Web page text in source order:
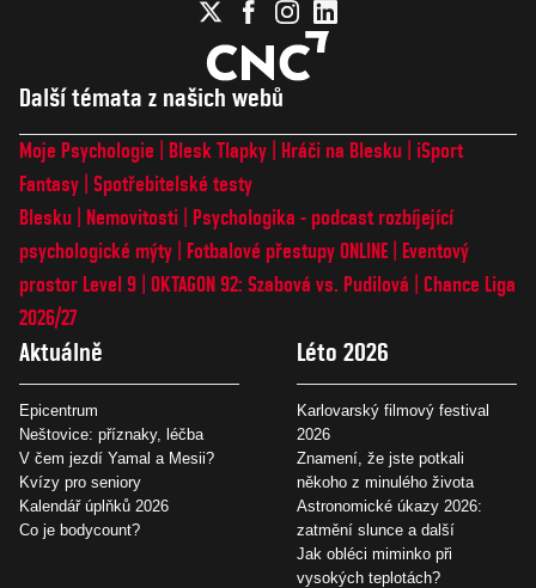
Další témata z našich webů
Moje Psychologie Blesk Tlapky Hráči na Blesku
iSport
Fantasy Spotřebitelské testy
Blesku
Nemovitosti
Psychologika - podcast rozbíjející
psychologické mýty
Fotbalové přestupy ONLINE
Eventový
prostor Level 9 OKTAGON 92: Szabová vs. Pudilová
Chance Liga
2026/27
Aktuálně
Epicentrum
Neštovice: příznaky, léčba
V čem jezdí Yamal a Mesii?
Kvízy pro seniory
Kalendář úplňků 2026
Co je bodycount?
Léto 2026
Karlovarský filmový festival
2026
Znamení, že jste potkali
někoho z minulého života
Astronomické úkazy 2026:
zatmění slunce a další
Jak obléci miminko při
vysokých teplotách?